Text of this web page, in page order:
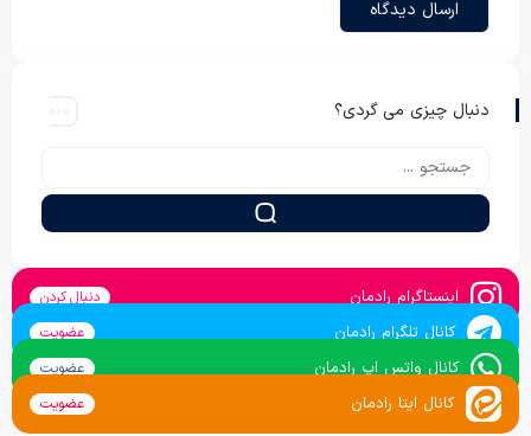
دنبال چیزی می گردی؟
اینستاگرام رادمان دنبال کردن
کانال تلگرام رادمان عضویت
کانال واتس اپ رادمان عضویت
کانال ایتا رادمان عضویت